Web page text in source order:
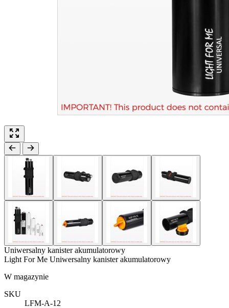
Uniwersalny kanister akumulatorowy
Light For Me Uniwersalny kanister akumulatorowy
W magazynie
SKU
LFM-A-12